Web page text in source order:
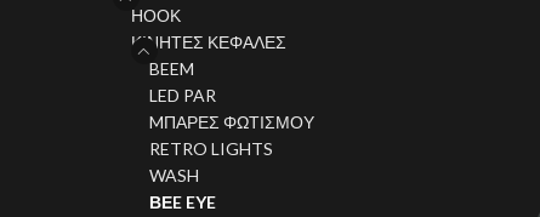
ΗΟΟΚ
ΚΙΝΗΤΕΣ ΚΕΦΑΛΕΣ
BEEM
LED PAR
MΠΑΡΕΣ ΦΩΤΙΣΜΟΥ
RETRO LIGHTS
WASH
ΒΕE EYE